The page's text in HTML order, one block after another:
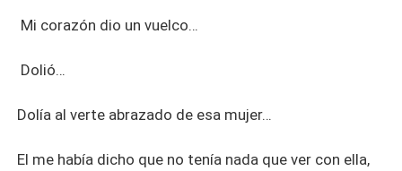
Mi corazón dio un vuelco…
Dolió…
Dolía al verte abrazado de esa mujer…
El me había dicho que no tenía nada que ver con ella,